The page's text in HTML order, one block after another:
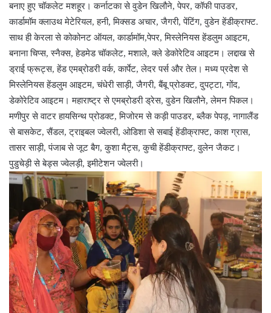
बनाए हुए चॉकलेट मशहूर। कर्नाटका से वुडेन खिलौने, पेपर, कॉफी पाउडर,
कार्डामॉम क्लाउथ मेटेरियल, हनी, मिक्सड अचार, जैगरी, पेंटिंग, वुडेन हेंडीक्राफ्ट.
साथ ही केरला से कोकोनट ऑयल, कार्डामॉम,पेपर, मिस्लेनियस हेंडलुम आइटम,
बनाना चिप्स, स्नैक्स, हेडमेड चॉकलेट, मशाले, क्ले डेकोरेटिव आइटम। लद्दाख से
ड्राई फ्रूट्स, हेंड एमब्रोडरी वर्क, कार्पेट, लेदर पर्स और तेल। मध्य प्रदेश से
मिस्लेनियस हेंडलुम आइटम, चंधेरी साड़ी, जैगरी, बैंबू प्रोडक्ट, दुपट्टा, गोंद,
डेकोरेटिव आइटम। महाराष्ट्र से एमब्रोडरी ड्रेस, वुडेन खिलौने, लेमन पिकल।
मणीपुर से वाटर हायसिन्थ प्रोडक्ट, मिजोरम से कड़ी पाउडर, ब्लैक पेपड़, नागालैंड
से बासकेट, सैंडल, ट्राइबल ज्वेलरी, ओडिशा से सबाई हेंडीक्राफ्ट, काश ग्रास,
तासर साड़ी, पंजाब से जूट बैग, कुशा मैट्स, कुची हेंडीक्राफ्ट, वुलेन जैकट।
पुडुचेड़ी से बेड्स ज्वेलड़ी, इमीटेशन ज्वेलरी।